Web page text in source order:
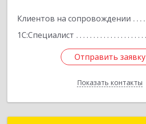
Клиентов на сопровождении
1С:Специалист
Отправить заявку
Показать контакты
Отправить заявку
Назад